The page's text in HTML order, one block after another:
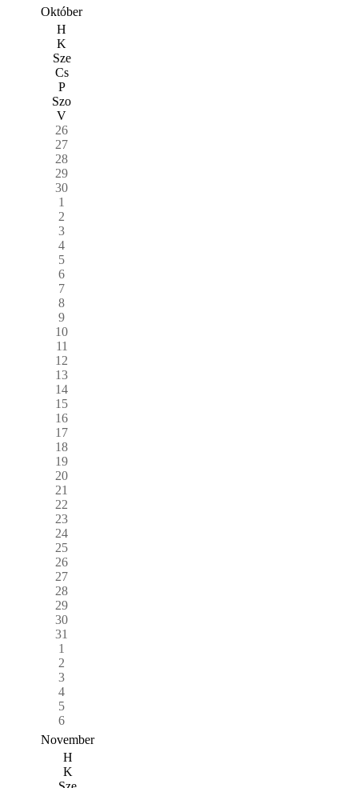
Október
H
K
Sze
Cs
P
Szo
V
26
27
28
29
30
1
2
3
4
5
6
7
8
9
10
11
12
13
14
15
16
17
18
19
20
21
22
23
24
25
26
27
28
29
30
31
1
2
3
4
5
6
November
H
K